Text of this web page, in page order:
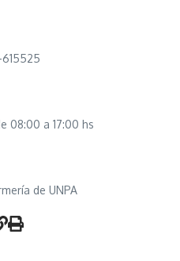
08:00 a 17:00 hs
de UNPA